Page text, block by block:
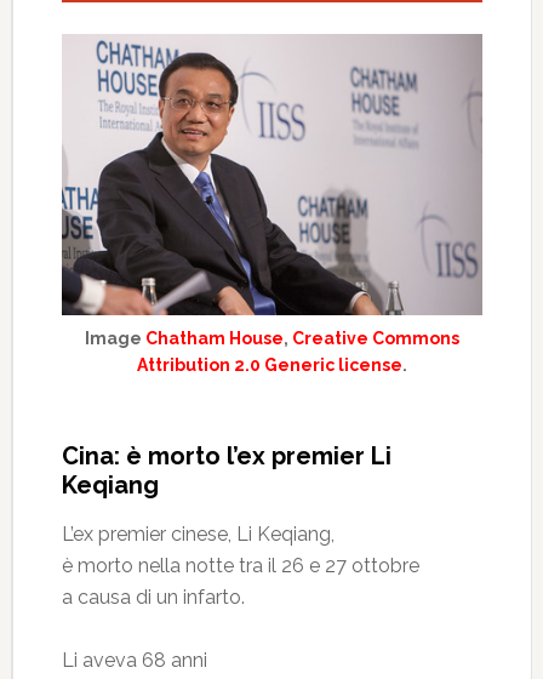
Image Chatham House, Creative Commons
Attribution 2.0 Generic license.
Cina: è morto l’ex premier Li
Keqiang
L’ex premier cinese, Li Keqiang,
è morto nella notte tra il 26 e 27 ottobre
a causa di un infarto.
Li aveva 68 anni